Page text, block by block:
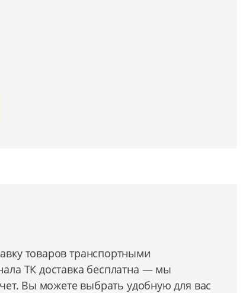
товаров транспортными
ТК доставка бесплатна — мы
Вы можете выбрать удобную для вас